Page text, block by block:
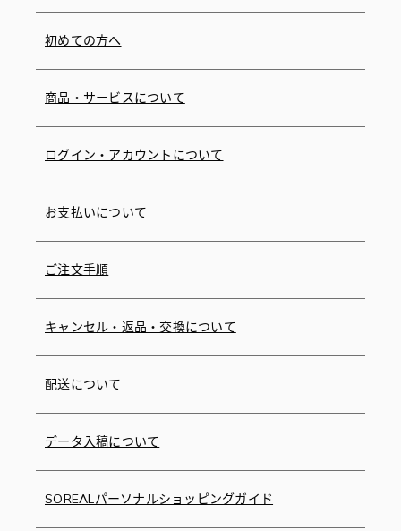
初めての方へ
商品・サービスについて
ログイン・アカウントについて
お支払いについて
ご注文手順
キャンセル・返品・交換について
配送について
データ入稿について
SOREALパーソナルショッピングガイド